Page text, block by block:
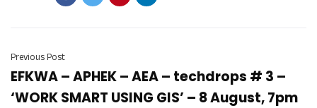
Previous Post
EFKWA – APHEK – AEA – techdrops # 3 –
‘WORK SMART USING GIS’ – 8 August, 7pm